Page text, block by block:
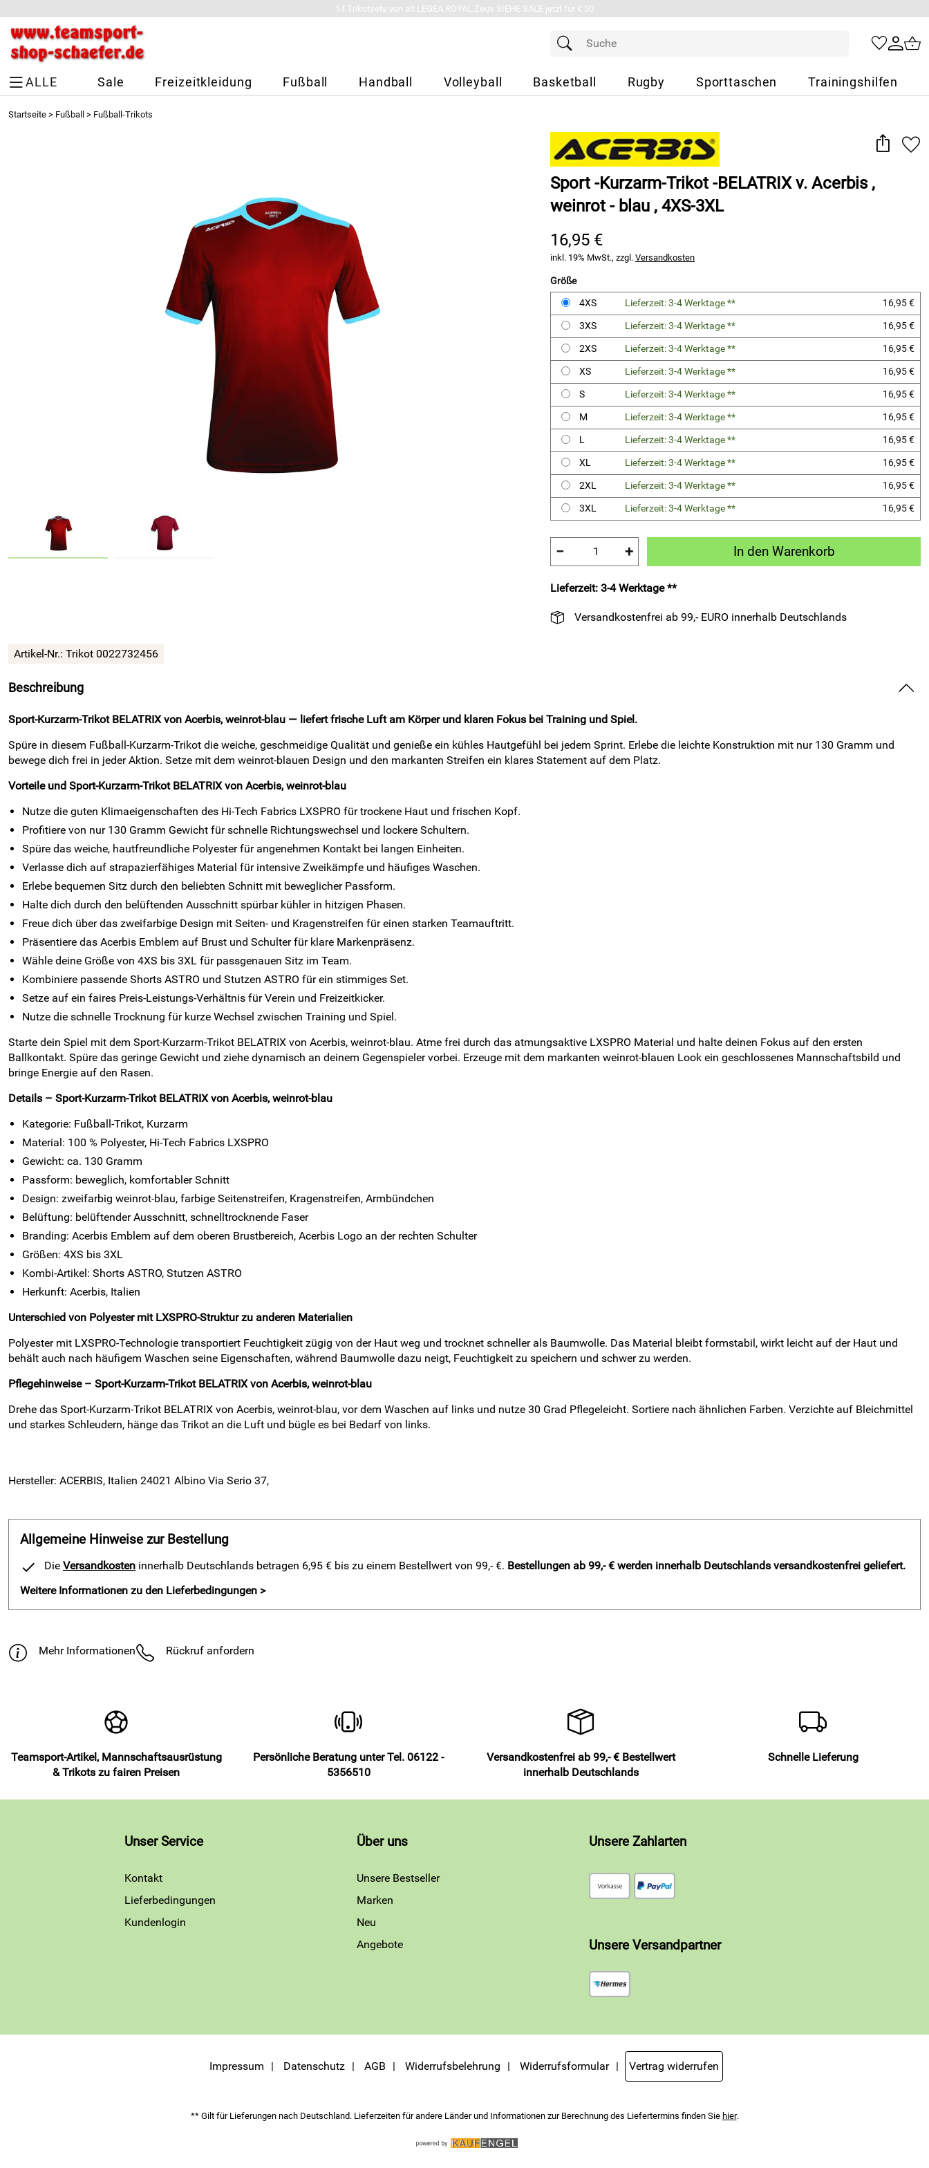
14 Trikotsets von alt.LEGEA,ROYAL,Zeus SIEHE SALE jetzt für € 50
ALLE Sale Freizeitkleidung Fußball Handball Volleyball Basketball Rugby Sporttaschen Trainingshilfen
Startseite > Fußball > Fußball-Trikots
Sport -Kurzarm-Trikot -BELATRIX v. Acerbis ,
weinrot - blau , 4XS-3XL
16,95 €
inkl. 19% MwSt., zzgl. Versandkosten
Größe
4XS
Lieferzeit: 3-4 Werktage **
16,95 €
3XS
Lieferzeit: 3-4 Werktage **
16,95 €
2XS
Lieferzeit: 3-4 Werktage **
16,95 €
XS
Lieferzeit: 3-4 Werktage **
16,95 €
S
Lieferzeit: 3-4 Werktage **
16,95 €
M
Lieferzeit: 3-4 Werktage **
16,95 €
L
Lieferzeit: 3-4 Werktage **
16,95 €
XL
Lieferzeit: 3-4 Werktage **
16,95 €
2XL
Lieferzeit: 3-4 Werktage **
16,95 €
3XL
Lieferzeit: 3-4 Werktage ** 16,95 €
− + In den Warenkorb
Lieferzeit: 3-4 Werktage **
Versandkostenfrei ab 99,- EURO innerhalb Deutschlands
Artikel-Nr.: Trikot 0022732456
Beschreibung
Sport-Kurzarm-Trikot BELATRIX von Acerbis, weinrot-blau — liefert frische Luft am Körper und klaren Fokus bei Training und Spiel.
Spüre in diesem Fußball-Kurzarm-Trikot die weiche, geschmeidige Qualität und genieße ein kühles Hautgefühl bei jedem Sprint. Erlebe die leichte Konstruktion mit nur 130 Gramm und
bewege dich frei in jeder Aktion. Setze mit dem weinrot-blauen Design und den markanten Streifen ein klares Statement auf dem Platz.
Vorteile und Sport-Kurzarm-Trikot BELATRIX von Acerbis, weinrot-blau
Nutze die guten Klimaeigenschaften des Hi-Tech Fabrics LXSPRO für trockene Haut und frischen Kopf.
Profitiere von nur 130 Gramm Gewicht für schnelle Richtungswechsel und lockere Schultern.
Spüre das weiche, hautfreundliche Polyester für angenehmen Kontakt bei langen Einheiten.
Verlasse dich auf strapazierfähiges Material für intensive Zweikämpfe und häufiges Waschen.
Erlebe bequemen Sitz durch den beliebten Schnitt mit beweglicher Passform.
Halte dich durch den belüftenden Ausschnitt spürbar kühler in hitzigen Phasen.
Freue dich über das zweifarbige Design mit Seiten- und Kragenstreifen für einen starken Teamauftritt.
Präsentiere das Acerbis Emblem auf Brust und Schulter für klare Markenpräsenz.
Wähle deine Größe von 4XS bis 3XL für passgenauen Sitz im Team.
Kombiniere passende Shorts ASTRO und Stutzen ASTRO für ein stimmiges Set.
Setze auf ein faires Preis-Leistungs-Verhältnis für Verein und Freizeitkicker.
Nutze die schnelle Trocknung für kurze Wechsel zwischen Training und Spiel.
Starte dein Spiel mit dem Sport-Kurzarm-Trikot BELATRIX von Acerbis, weinrot-blau. Atme frei durch das atmungsaktive LXSPRO Material und halte deinen Fokus auf den ersten
Ballkontakt. Spüre das geringe Gewicht und ziehe dynamisch an deinem Gegenspieler vorbei. Erzeuge mit dem markanten weinrot-blauen Look ein geschlossenes Mannschaftsbild und
bringe Energie auf den Rasen.
Details – Sport-Kurzarm-Trikot BELATRIX von Acerbis, weinrot-blau
Kategorie: Fußball-Trikot, Kurzarm
Material: 100 % Polyester, Hi-Tech Fabrics LXSPRO
Gewicht: ca. 130 Gramm
Passform: beweglich, komfortabler Schnitt
Design: zweifarbig weinrot-blau, farbige Seitenstreifen, Kragenstreifen, Armbündchen
Belüftung: belüftender Ausschnitt, schnelltrocknende Faser
Branding: Acerbis Emblem auf dem oberen Brustbereich, Acerbis Logo an der rechten Schulter
Größen: 4XS bis 3XL
Kombi-Artikel: Shorts ASTRO, Stutzen ASTRO
Herkunft: Acerbis, Italien
Unterschied von Polyester mit LXSPRO-Struktur zu anderen Materialien
Polyester mit LXSPRO-Technologie transportiert Feuchtigkeit zügig von der Haut weg und trocknet schneller als Baumwolle. Das Material bleibt formstabil, wirkt leicht auf der Haut und
behält auch nach häufigem Waschen seine Eigenschaften, während Baumwolle dazu neigt, Feuchtigkeit zu speichern und schwer zu werden.
Pflegehinweise – Sport-Kurzarm-Trikot BELATRIX von Acerbis, weinrot-blau
Drehe das Sport-Kurzarm-Trikot BELATRIX von Acerbis, weinrot-blau, vor dem Waschen auf links und nutze 30 Grad Pflegeleicht. Sortiere nach ähnlichen Farben. Verzichte auf Bleichmittel
und starkes Schleudern, hänge das Trikot an die Luft und bügle es bei Bedarf von links.
Hersteller: ACERBIS, Italien 24021 Albino Via Serio 37,
Allgemeine Hinweise zur Bestellung
Die Versandkosten innerhalb Deutschlands betragen 6,95 € bis zu einem Bestellwert von 99,- €. Bestellungen ab 99,- € werden innerhalb Deutschlands versandkostenfrei geliefert.
Weitere Informationen zu den Lieferbedingungen >
Mehr Informationen Rückruf anfordern
Teamsport-Artikel, Mannschaftsausrüstung
& Trikots zu fairen Preisen
Persönliche Beratung unter Tel. 06122 -
5356510
Versandkostenfrei ab 99,- € Bestellwert
innerhalb Deutschlands
Schnelle Lieferung
Unser Service
Kontakt
Lieferbedingungen
Kundenlogin
Über uns
Unsere Bestseller
Marken
Neu
Angebote
Unsere Zahlarten
Unsere Versandpartner
Impressum Datenschutz AGB Widerrufsbelehrung Widerrufsformular Vertrag widerrufen
** Gilt für Lieferungen nach Deutschland. Lieferzeiten für andere Länder und Informationen zur Berechnung des Liefertermins finden Sie hier.